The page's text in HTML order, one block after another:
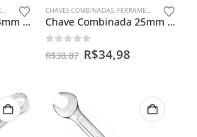
Chave Combinada 24mm Mayle
CHAVES COMBINADAS, FERRAMENTAS MANUAIS
Chave Combinada 25mm Mayle
out of 5
R$38,87 R$34,98